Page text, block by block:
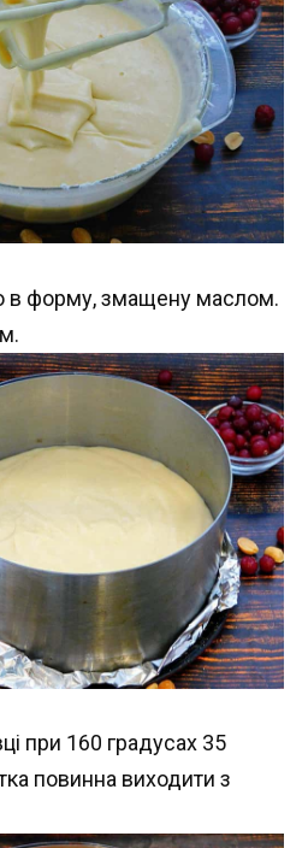
в форму, змащену маслом.
при 160 градусах 35
повинна виходити з